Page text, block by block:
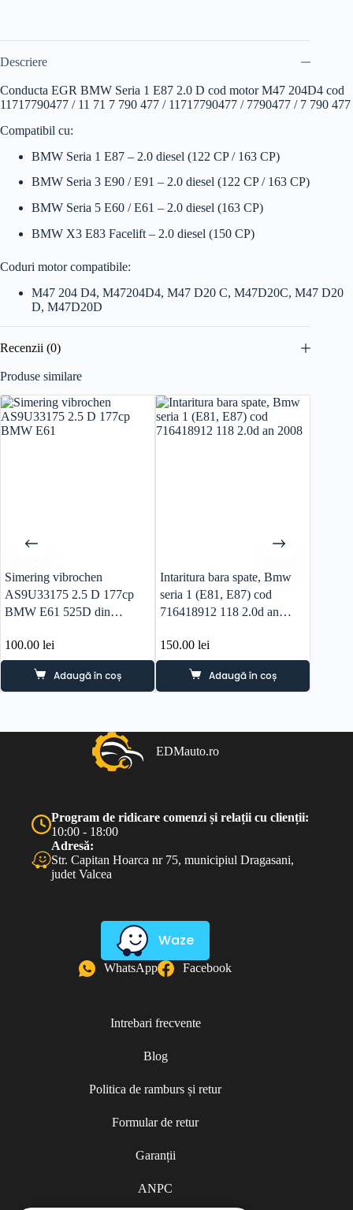
Descriere
Conducta EGR BMW Seria 1 E87 2.0 D cod motor M47 204D4 cod
11717790477 / 11 71 7 790 477 / 11717790477 / 7790477 / 7 790 477
Compatibil cu:
BMW Seria 1 E87 – 2.0 diesel (122 CP / 163 CP)
BMW Seria 3 E90 / E91 – 2.0 diesel (122 CP / 163 CP)
BMW Seria 5 E60 / E61 – 2.0 diesel (163 CP)
BMW X3 E83 Facelift – 2.0 diesel (150 CP)
Coduri motor compatibile:
M47 204 D4, M47204D4, M47 D20 C, M47D20C, M47 D20
D, M47D20D
Recenzii (0)
Produse similare
Simering vibrochen
AS9U33175 2.5 D 177cp
BMW E61 525D din
100.00 lei
Adaugă în coș
Intaritura bara spate, Bmw
seria 1 (E81, E87) cod
716418912 118 2.0d an
150.00lei
Adaugă în coș
EDMauto.ro
Program de ridicare comenzi și relații cu clienții:
10:00 - 18:00
Adresă:
Str. Capitan Hoarca nr 75, municipiul Dragasani,
judet Valcea
Waze
WhatsApp Facebook
Intrebari frecvente
Blog
Politica de ramburs și retur
Formular de retur
Garanții
ANPC